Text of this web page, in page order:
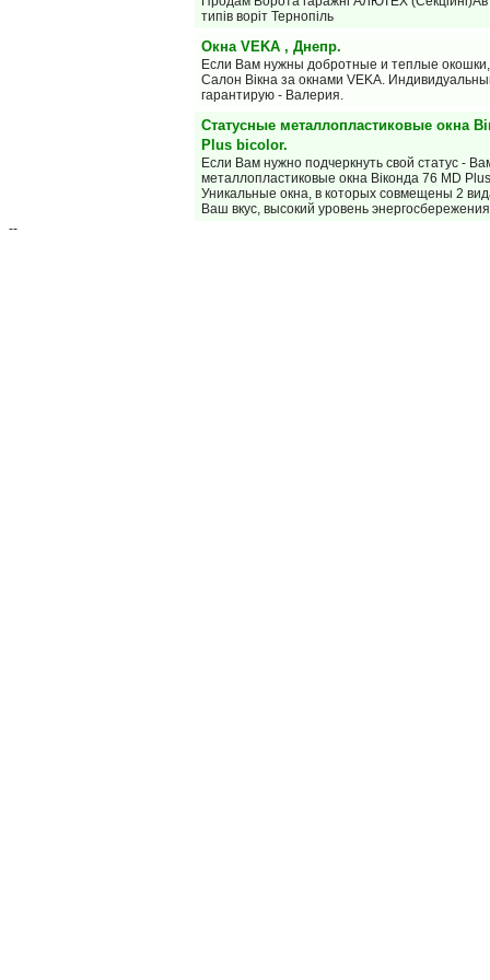
типів воріт Тернопіль
Окна VEKA , Днепр.
Если Вам нужны добротные и теплые
Салон Вiкна за окнами VEKA.
гарантирую - Валерия.
Статусные металлопластиковые окна
Plus bicolor.
Если Вам нужно подчеркнуть свой статус -
металлопластиковые окна Віконда 76 MD
Уникальные окна, в которых совмещены 2
Ваш вкус, высокий уровень
--